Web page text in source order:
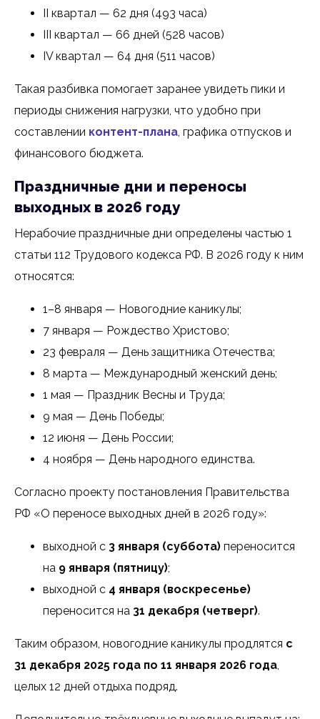
II квартал — 62 дня (493 часа)
III квартал — 66 дней (528 часов)
IV квартал — 64 дня (511 часов)
Такая разбивка помогает заранее увидеть пики и
периоды снижения нагрузки, что удобно при
составлении контент-плана, графика отпусков и
финансового бюджета.
Праздничные дни и переносы
выходных в 2026 году
Нерабочие праздничные дни определены частью 1
статьи 112 Трудового кодекса РФ. В 2026 году к ним
относятся:
1–8 января — Новогодние каникулы;
7 января — Рождество Христово;
23 февраля — День защитника Отечества;
8 марта — Международный женский день;
1 мая — Праздник Весны и Труда;
9 мая — День Победы;
12 июня — День России;
4 ноября — День народного единства.
Согласно проекту постановления Правительства
РФ «О переносе выходных дней в 2026 году»:
выходной с 3 января (суббота) переносится
на 9 января (пятницу);
выходной с 4 января (воскресенье)
переносится на 31 декабря (четверг).
Таким образом, новогодние каникулы продлятся с
31 декабря 2025 года по 11 января 2026 года,
целых 12 дней отдыха подряд.